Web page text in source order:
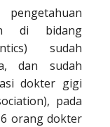
di bidang
sudah
dan sudah
dokter gigi
pada
orang dokter